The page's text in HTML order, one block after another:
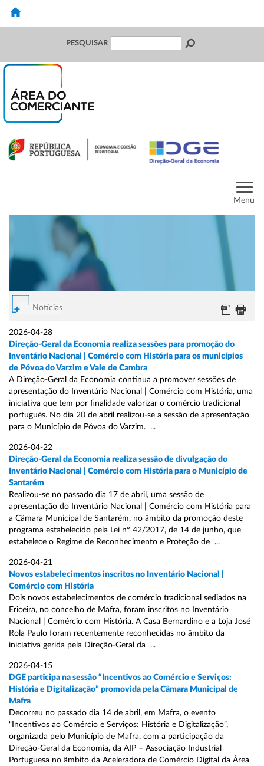
PESQUISAR
Menu
Notícias
2026-04-28
Direção-Geral da Economia realiza sessões para promoção do
Inventário Nacional | Comércio com História para os municípios
de Póvoa do Varzim e Vale de Cambra
A Direção-Geral da Economia continua a promover sessões de
apresentação do Inventário Nacional | Comércio com História, uma
iniciativa que tem por finalidade valorizar o comércio tradicional
português. No dia 20 de abril realizou-se a sessão de apresentação
para o Município de Póvoa do Varzim. ...
2026-04-22
Direção-Geral da Economia realiza sessão de divulgação do
Inventário Nacional | Comércio com História para o Município de
Santarém
Realizou-se no passado dia 17 de abril, uma sessão de
apresentação do Inventário Nacional | Comércio com História para
a Câmara Municipal de Santarém, no âmbito da promoção deste
programa estabelecido pela Lei nº 42/2017, de 14 de junho, que
estabelece o Regime de Reconhecimento e Proteção de ...
2026-04-21
Novos estabelecimentos inscritos no Inventário Nacional |
Comércio com História
Dois novos estabelecimentos de comércio tradicional sediados na
Ericeira, no concelho de Mafra, foram inscritos no Inventário
Nacional | Comércio com História. A Casa Bernardino e a Loja José
Rola Paulo foram recentemente reconhecidas no âmbito da
iniciativa gerida pela Direção-Geral da ...
2026-04-15
DGE participa na sessão “Incentivos ao Comércio e Serviços:
História e Digitalização” promovida pela Câmara Municipal de
Mafra
Decorreu no passado dia 14 de abril, em Mafra, o evento
“Incentivos ao Comércio e Serviços: História e Digitalização”,
organizada pelo Município de Mafra, com a participação da
Direção-Geral da Economia, da AIP – Associação Industrial
Portuguesa no âmbito da Aceleradora de Comércio Digital da Área